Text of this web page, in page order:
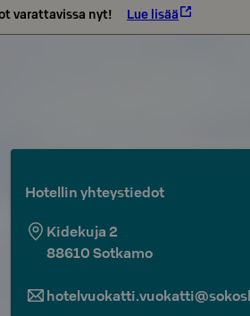
varattavissa nyt! Lue lisää
Hotellin yhteystiedot
Kidekuja 2
88610 Sotkamo